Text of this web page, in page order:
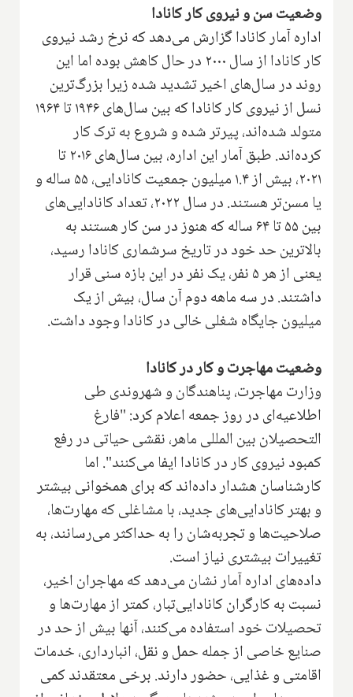
وضعیت سن و نیروی کار کانادا
اداره آمار کانادا گزارش می‌دهد که نرخ رشد نیروی
کار کانادا از سال ۲۰۰۰ در حال کاهش بوده اما این
روند در سال‌های اخیر تشدید شده زیرا بزرگ‌ترین
نسل از نیروی کار کانادا که بین سال‌های ۱۹۴۶ تا ۱۹۶۴
متولد شده‌اند، پیرتر شده و شروع به ترک کار
کرده‌اند. طبق آمار این اداره، بین سال‌های ۲۰۱۶ تا
۲۰۲۱، بیش از ۱.۴ میلیون جمعیت کانادایی، ۵۵ ساله و
یا مسن‌تر هستند. در سال ۲۰۲۲، تعداد کانادایی‌های
بین ۵۵ تا ۶۴ ساله که هنوز در سن کار هستند به
بالاترین حد خود در تاریخ سرشماری کانادا رسید،
یعنی از هر ۵ نفر، یک نفر در این بازه سنی قرار
داشتند. در سه ماهه دوم آن سال، بیش از یک
میلیون جایگاه شغلی خالی در کانادا وجود داشت.
وضعیت مهاجرت و کار در کانادا
وزارت مهاجرت، پناهندگان و شهروندی طی
اطلاعیه‌ای در روز جمعه اعلام کرد: "فارغ
التحصیلان بین المللی ماهر، نقشی حیاتی در رفع
کمبود نیروی کار در کانادا ایفا می‌کنند". اما
کارشناسان هشدار داده‌اند که برای همخوانی بیشتر
و بهتر کانادایی‌های جدید، با مشاغلی که مهارت‌ها،
صلاحیت‌ها و تجربه‌شان را به حداکثر می‌رسانند، به
تغییرات بیشتری نیاز است.
داده‌های اداره آمار نشان می‌دهد که مهاجران اخیر،
نسبت به کارگران کانادایی‌تبار، کمتر از مهارت‌ها و
تحصیلات خود استفاده می‌کنند، آنها بیش از حد در
صنایع خاصی از جمله حمل و نقل، انبارداری، خدمات
اقامتی و غذایی، حضور دارند. برخی معتقدند کمی